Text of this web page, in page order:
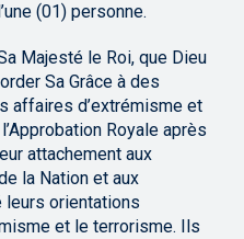
(01) personne.
Majesté le Roi, que Dieu
Sa Grâce à des
affaires d’extrémisme et
Royale après
attachement aux
la Nation et aux
leurs orientations
et le terrorisme. Ils